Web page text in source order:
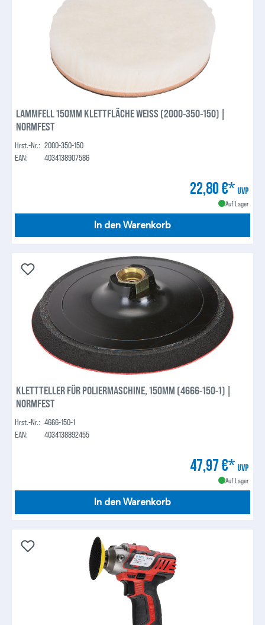
LAMMFELL 150MM KLETTFLÄCHE WEISS (2000-350-150) |
NORMFEST
Hrst.-Nr.: 2000-350-150
EAN:
4034138907586
22,80 €* UVP
Auf Lager
In den Warenkorb
KLETTTELLER FÜR POLIERMASCHINE, 150MM (4666-150-1) |
NORMFEST
Hrst.-Nr.: 4666-150-1
EAN:
4034138892455
47,97 €* UVP
Auf Lager
In den Warenkorb